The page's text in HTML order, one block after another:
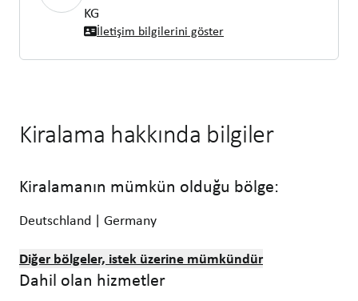
KG
İletişim bilgilerini göster
Kiralama hakkında bilgiler
Kiralamanın mümkün olduğu bölge:
Deutschland | Germany
Diğer bölgeler, istek üzerine mümkündür
Dahil olan hizmetler